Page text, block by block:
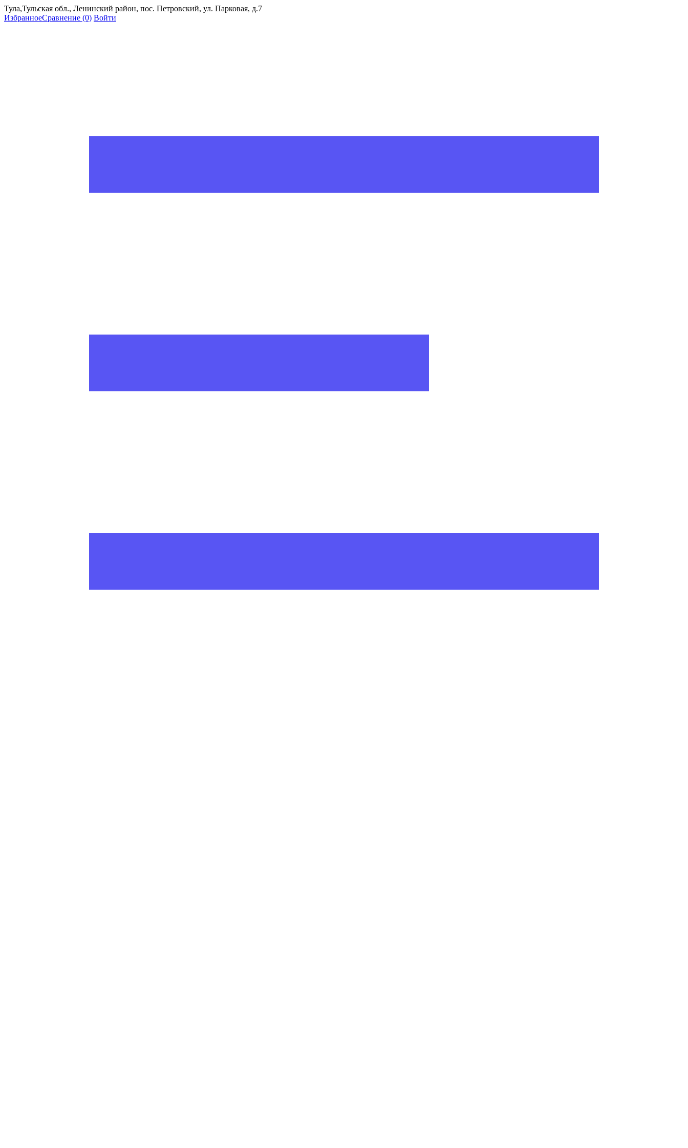
Тула,Тульская обл., Ленинский район, пос. Петровский, ул. Парковая, д.7
ИзбранноеСравнение (0) Войти